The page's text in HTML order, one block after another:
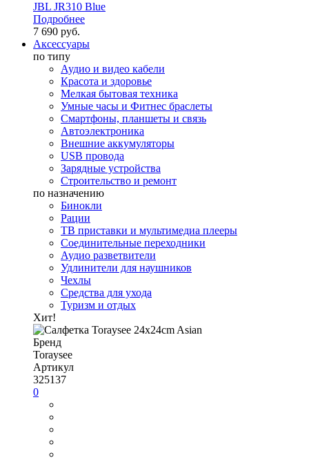
JBL JR310 Blue
Подробнее
7 690 руб.
Аксессуары
по типу
Аудио и видео кабели
Красота и здоровье
Мелкая бытовая техника
Умные часы и Фитнес браслеты
Смартфоны, планшеты и связь
Автоэлектроника
Внешние аккумуляторы
USB провода
Зарядные устройства
Строительство и ремонт
по назначению
Бинокли
Рации
ТВ приставки и мультимедиа плееры
Соединительные переходники
Аудио разветвители
Удлинители для наушников
Чехлы
Средства для ухода
Туризм и отдых
Хит!
Бренд
Toraysee
Артикул
325137
0